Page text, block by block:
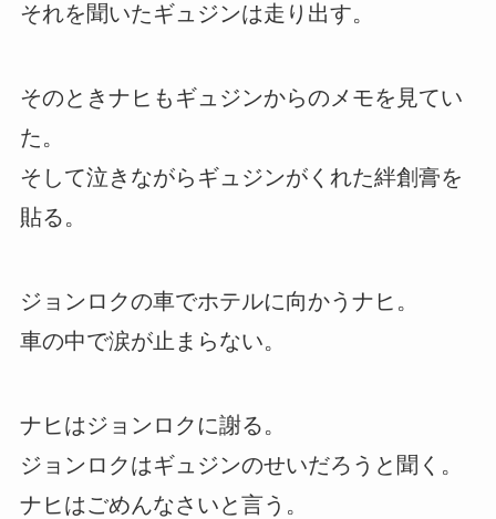
それを聞いたギュジンは走り出す。
そのときナヒもギュジンからのメモを見てい
た。
そして泣きながらギュジンがくれた絆創膏を
貼る。
ジョンロクの車でホテルに向かうナヒ。
車の中で涙が止まらない。
ナヒはジョンロクに謝る。
ジョンロクはギュジンのせいだろうと聞く。
ナヒはごめんなさいと言う。